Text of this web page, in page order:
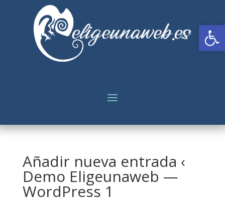
Añadir nueva entrada ‹
Demo Eligeunaweb —
WordPress 1